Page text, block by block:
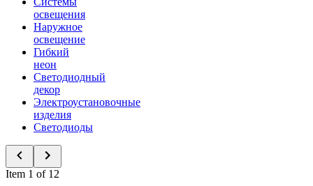
освещения
Наружное
освещение
Гибкий
неон
Светодиодный
декор
Электроустановочные
изделия
Светодиоды
Item 1 of 12